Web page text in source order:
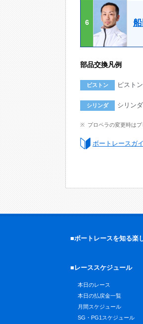
6
部品交換凡例
ピストン ピストン
シリンダ シリンダ
プロペラの変更時は
ボートレースガ
■ボートレースを知る楽
■レーススケジュール
本日のレース
本日の払戻金一覧
月間スケジュール
SG・PG1スケジュール